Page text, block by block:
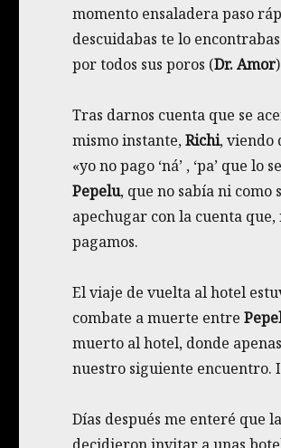
momento ensaladera paso
descuidabas te lo
por todos sus poros (Dr. Amor
Tras darnos cuenta que se
mismo instante,Richi, viendo
«yo no pago ‘ná’ , ‘pa’ que
Pepelu, que no sabía ni como
apechugar con la cuenta
pagamos.
El viaje de vuelta al hotel
combate a muerte entre
muerto al hotel, donde
nuestro siguiente encuentro.
Días después me enteré que